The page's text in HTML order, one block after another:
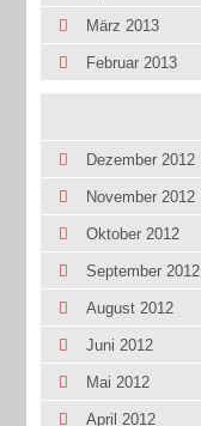
März 2013
Februar 2013
Dezember 2012
November 2012
Oktober 2012
September 2012
August 2012
Juni 2012
Mai 2012
April 2012